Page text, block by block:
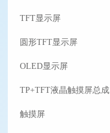
TFT显示屏
圆形TFT显示屏
OLED显示屏
TP+TFT液晶触摸屏总成
触摸屏